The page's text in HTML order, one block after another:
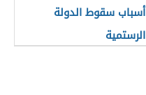
أسباب سقوط الدولة
الرستمية